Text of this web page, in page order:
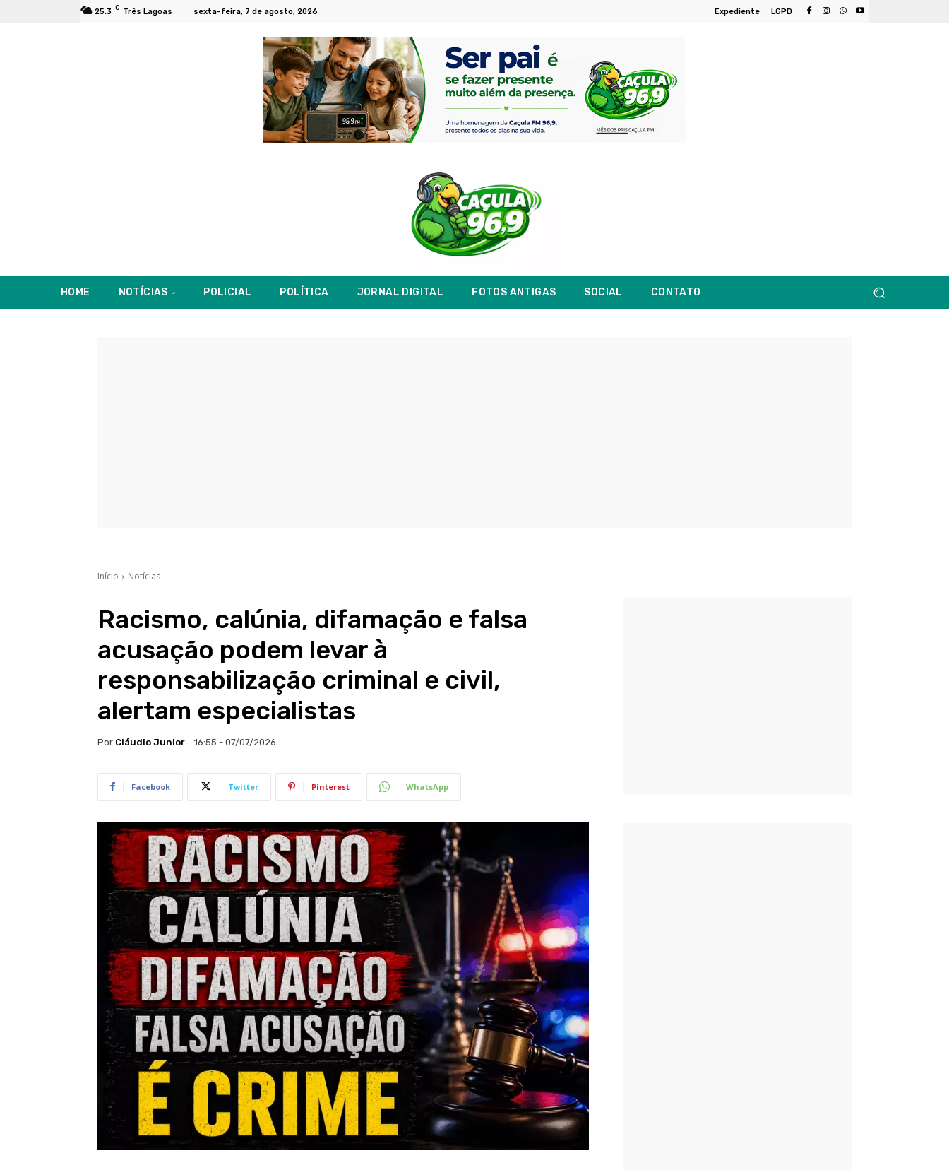
25.3 C Três Lagoas sexta-feira, 7 de agosto, 2026 Expediente LGPD
HOME NOTÍCIAS POLICIAL POLÍTICA JORNAL DIGITAL FOTOS ANTIGAS SOCIAL CONTATO
Início Notícias
Racismo, calúnia, difamação e falsa
acusação podem levar à
responsabilização criminal e civil,
alertam especialistas
Por Cláudio Junior 16:55 - 07/07/2026
Facebook Twitter Pinterest WhatsApp